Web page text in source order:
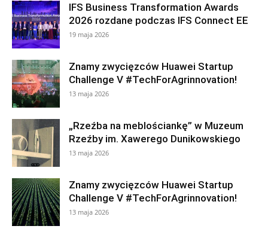
IFS Business Transformation Awards
2026 rozdane podczas IFS Connect EE
19 maja 2026
Znamy zwycięzców Huawei Startup
Challenge V #TechForAgrinnovation!
13 maja 2026
„Rzeźba na meblościankę” w Muzeum
Rzeźby im. Xawerego Dunikowskiego
13 maja 2026
Znamy zwycięzców Huawei Startup
Challenge V #TechForAgrinnovation!
13 maja 2026